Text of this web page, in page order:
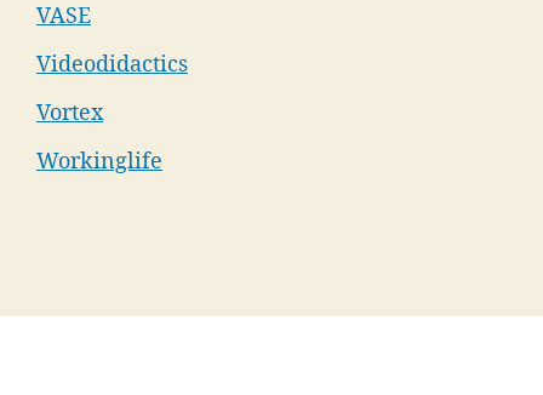
VASE
Videodidactics
Vortex
Workinglife